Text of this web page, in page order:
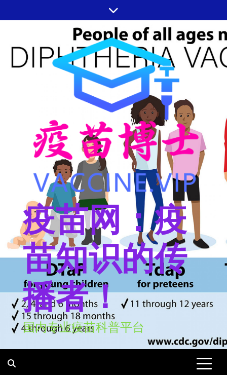
至
疫苗网：疫
苗知识的传
播者！
国内专业疫苗科普平台